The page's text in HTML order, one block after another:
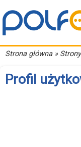
Strona główna»
Profil